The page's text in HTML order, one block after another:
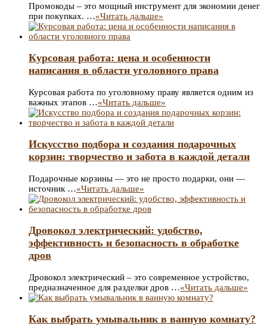
Промокоды – это мощный инструмент для экономии денег
при покупках. …«Читать дальше»
Курсовая работа: цена и особенности
написания в области уголовного права
Курсовая работа по уголовному праву является одним из
важных этапов …«Читать дальше»
Искусство подбора и создания подарочных
корзин: творчество и забота в каждой детали
Подарочные корзины — это не просто подарки, они —
источник …«Читать дальше»
Дровокол электрический: удобство,
эффективность и безопасность в обработке
дров
Дровокол электрический – это современное устройство,
предназначенное для разделки дров …«Читать дальше»
Как выбрать умывальник в ванную комнату?